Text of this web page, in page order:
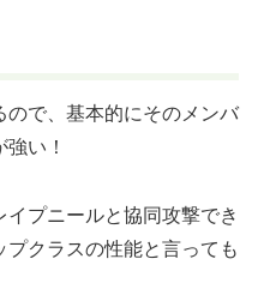
で、基本的にそのメンバ
い！
プニールと協同攻撃でき
クラスの性能と言っても